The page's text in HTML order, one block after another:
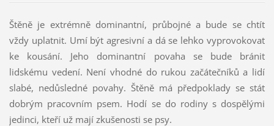
Štěně je extrémně dominantní, průbojné a bude se chtít
vždy uplatnit. Umí být agresivní a dá se lehko vyprovokovat
ke kousání. Jeho dominantní povaha se bude bránit
lidskému vedení. Není vhodné do rukou začátečníků a lidí
slabé, nedůsledné povahy. Štěně má předpoklady se stát
dobrým pracovním psem. Hodí se do rodiny s dospělými
jedinci, kteří už mají zkušenosti se psy.